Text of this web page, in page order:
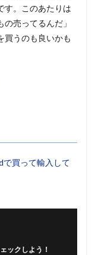
す。このあたりは
売ってるんだ」
買うのも良いかも
で買って輸入して
ックしよう！